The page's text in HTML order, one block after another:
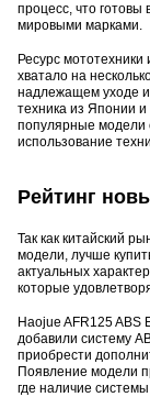
процесс, что
мировыми марками.
Ресурс
хватало на
надлежащем уходе и
техника из Японии
популярные модели
использование
Рейтинг
Так как китайский
модели, лучше
актуальных
которые
Haojue AFR125 ABS
добавили систему
приобрести
Появление модели
где наличие